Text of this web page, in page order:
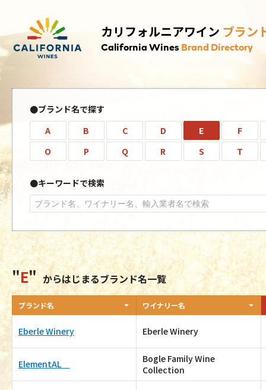
カリフォルニアワイン ブラン
California Wines Brand Directory
ブランド名で探す
A
B C D E
F
O
P Q R S T
キーワードで検索
E からはじまるブランド名一覧
ブランド名 ワイナリー名
Eberle Winery Eberle Winery
ElementAL
Bogle Family Wine
Collection